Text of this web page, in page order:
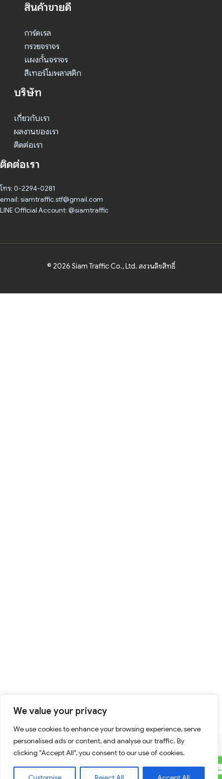
We value your privacy
We use cookies to enhance your browsing experience, serve
personalised ads or content, and analyse our traffic. By
clicking "Accept All", you consent to our use of cookies.
สินค้าขายดี
การ์ดเรล
กรวยจราจร
แผงกั้นจราจร
สีเทอร์โมพลาสติก
บริษัท
เกี่ยวกับเรา
ผลงานของเรา
ติดต่อเรา
ติดต่อเรา
โทร: 0-2294-0281
email: siamtraffic.stf@gmail.com
LINE Official Account: @siamtraffic
© 2026 Siam Traffic Co., Ltd. สงวนลิขสิทธิ์